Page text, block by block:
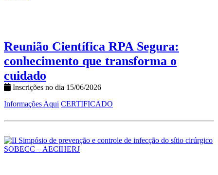
Reunião Científica RPA Segura:
conhecimento que transforma o
cuidado
Inscrições no dia 15/06/2026
Informações Aqui CERTIFICADO